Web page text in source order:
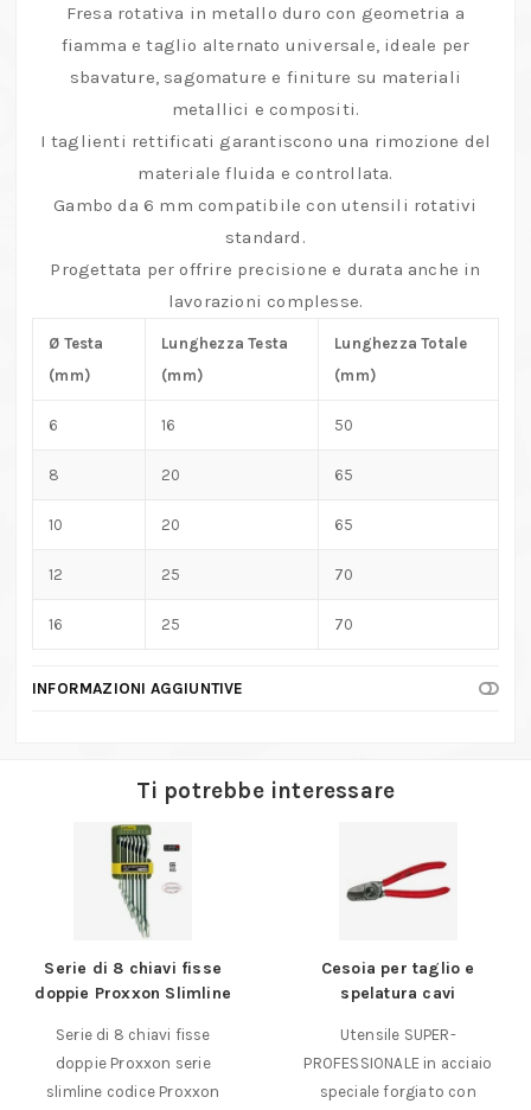
taglio
alternato
versatili
Fresa rotativa in metallo duro con geometria a
fiamma e taglio alternato universale, ideale per
sbavature, sagomature e finiture su materiali
metallici e compositi.
I taglienti rettificati garantiscono una rimozione del
materiale fluida e controllata.
Gambo da 6 mm compatibile con utensili rotativi
standard.
Progettata per offrire precisione e durata anche in
lavorazioni complesse.
Ø Testa
(mm)
Lunghezza Testa
(mm)
Lunghezza Totale
(mm)
6 16 50
8 20 65
10 20 65
12 25 70
16 25 70
INFORMAZIONI AGGIUNTIVE
Ti potrebbe interessare
Serie di 8 chiavi fisse
doppie Proxxon Slimline
Serie di 8 chiavi fisse
doppie Proxxon serie
slimline codice Proxxon
Cesoia per taglio e
spelatura cavi
Utensile SUPER-
PROFESSIONALE in acciaio
speciale forgiato con